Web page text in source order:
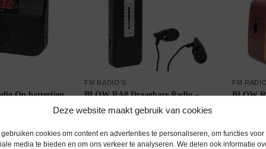
Deze website maakt gebruik van cookies
gebruiken cookies om content en advertenties te personaliseren, om functies voor
media te bieden en om ons verkeer te analyseren. We delen ook informatie
Op batterijen
AM – KM0825 –
FM RADIO'S
BLOW RA8 Draagbare Radio –
FM/AM – Telescopische Antenne –
Hoofdtelefoonaansluiting – Zwart
€ 17,95 Incl. btw
FM
BLOW
Radio –
39,95